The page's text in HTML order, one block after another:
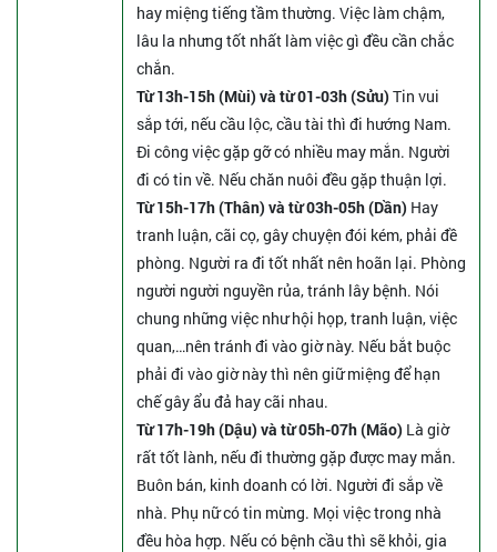
hay miệng tiếng tầm thường. Việc làm chậm,
lâu la nhưng tốt nhất làm việc gì đều cần chắc
chắn.
Từ 13h-15h (Mùi) và từ 01-03h (Sửu) Tin vui
sắp tới, nếu cầu lộc, cầu tài thì đi hướng Nam.
Đi công việc gặp gỡ có nhiều may mắn. Người
đi có tin về. Nếu chăn nuôi đều gặp thuận lợi.
Từ 15h-17h (Thân) và từ 03h-05h (Dần) Hay
tranh luận, cãi cọ, gây chuyện đói kém, phải đề
phòng. Người ra đi tốt nhất nên hoãn lại. Phòng
người người nguyền rủa, tránh lây bệnh. Nói
chung những việc như hội họp, tranh luận, việc
quan,…nên tránh đi vào giờ này. Nếu bắt buộc
phải đi vào giờ này thì nên giữ miệng để hạn
chế gây ẩu đả hay cãi nhau.
Từ 17h-19h (Dậu) và từ 05h-07h (Mão) Là giờ
rất tốt lành, nếu đi thường gặp được may mắn.
Buôn bán, kinh doanh có lời. Người đi sắp về
nhà. Phụ nữ có tin mừng. Mọi việc trong nhà
đều hòa hợp. Nếu có bệnh cầu thì sẽ khỏi, gia